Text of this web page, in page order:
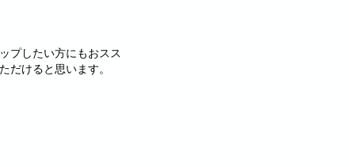
プしたい方にもおスス
だけると思います。